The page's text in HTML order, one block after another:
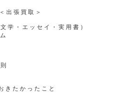
出張買取＞
学・エッセイ・実用書）
きたかったこと